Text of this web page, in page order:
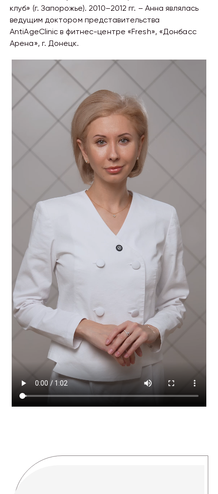
клуб» (г. Запорожье). 2010–2012 гг. – Анна являлась
ведущим доктором представительства
AntiAgeClinic в фитнес-центре «Fresh», «Донбасс
Арена», г. Донецк.